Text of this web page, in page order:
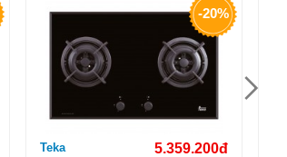
-20%
Teka 5.359.200đ